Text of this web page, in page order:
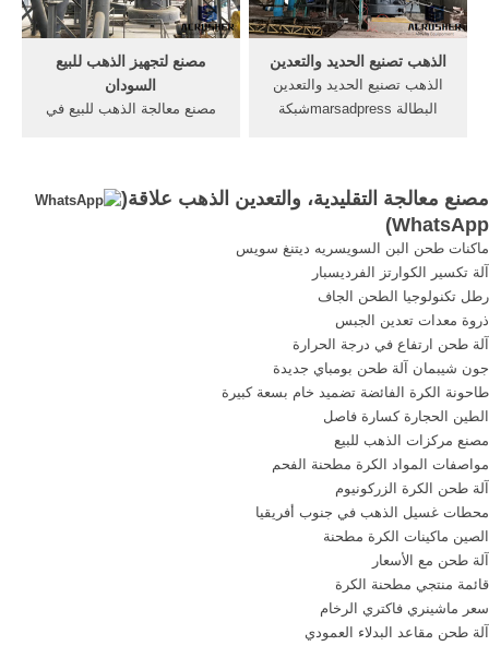
مصنع لتجهيز الذهب للبيع
السودان
مصنع معالجة الذهب للبيع في
الدولوميت السيليكا لتجهيز
الذهب تصنيع الحديد والتعدين
الذهب تصنيع الحديد والتعدين
البطالة marsadpressشبكة
مصنع معالجة التقليدية، والتعدين الذهب علاقة(
WhatsApp
)
ماكنات طحن البن السويسريه ديتنغ سويس
آلة تكسير الكوارتز الفرديسبار
رطل تكنولوجيا الطحن الجاف
ذروة معدات تعدين الجبس
آلة طحن ارتفاع في درجة الحرارة
جون شيبمان آلة طحن بومباي جديدة
طاحونة الكرة الفائضة تضميد خام بسعة كبيرة
الطين الحجارة كسارة فاصل
مصنع مركزات الذهب للبيع
مواصفات المواد الكرة مطحنة الفحم
آلة طحن الكرة الزركونيوم
محطات غسيل الذهب في جنوب أفريقيا
الصين ماكينات الكرة مطحنة
آلة طحن مع الأسعار
قائمة منتجي مطحنة الكرة
سعر ماشينري فاكتري الرخام
آلة طحن مقاعد البدلاء العمودي